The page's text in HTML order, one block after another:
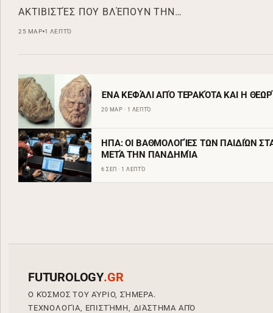
ΑΚΤΙΒΙΣΤΈΣ ΠΟΥ ΒΛΈΠΟΥΝ ΤΗΝ…
25 ΜΑΡ 1 ΛΕΠΤΌ
ΈΝΑ ΚΕΦΆΛΙ ΑΠΌ ΤΕΡΑΚΌΤΑ ΚΑΙ Η
20 ΜΑΡ · 1 ΛΕΠΤΌ
ΗΠΑ: ΟΙ ΒΑΘΜΟΛΟΓΊΕΣ ΤΩΝ ΠΑΙΔΙΏΝ
ΜΕΤΆ ΤΗΝ ΠΑΝΔΗΜΊΑ
6 ΣΕΠ · 1 ΛΕΠΤΌ
FUTUROLOGY.GR
Ο ΚΌΣΜΟΣ ΤΟΥ ΑΎΡΙΟ, ΣΉΜΕΡΑ.
ΤΕΧΝΟΛΟΓΊΑ, ΕΠΙΣΤΉΜΗ, ΔΙΆΣΤΗΜΑ ΑΠΌ